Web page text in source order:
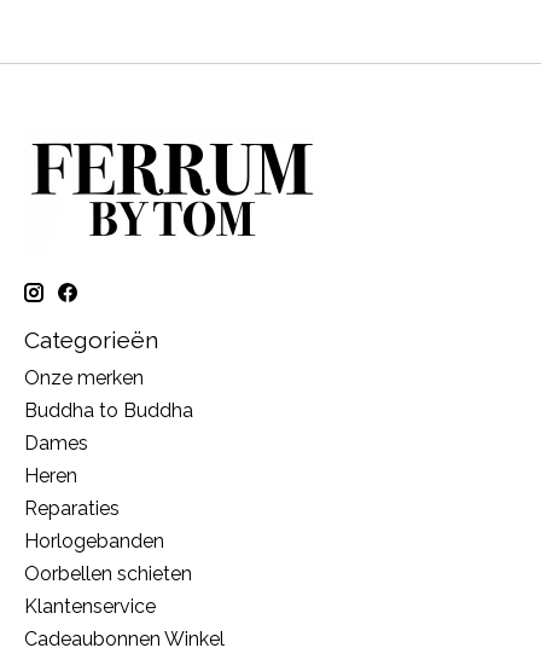
Categorieën
Onze merken
Buddha to Buddha
Dames
Heren
Reparaties
Horlogebanden
Oorbellen schieten
Klantenservice
Cadeaubonnen Winkel